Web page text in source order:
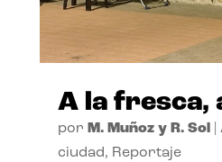
A la fresca,
por M. Muñoz y R. Sol|
ciudad, Reportaje